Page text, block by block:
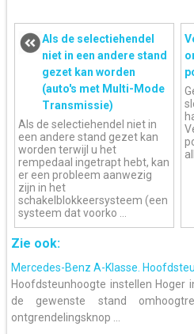
Als de selectiehendel
niet in een andere stand
gezet kan worden
(auto's met Multi-Mode
Transmissie)
Als de selectiehendel niet in
een andere stand gezet kan
worden terwijl u het
rempedaal ingetrapt hebt, kan
er een probleem aanwezig
zijn in het
schakelblokkeersysteem (een
systeem dat voorko ...
Zie ook:
Mercedes-Benz A-Klasse.
Hoofdsteunhoogte instellen Hoger
de gewenste stand
ontgrendelingsknop ...